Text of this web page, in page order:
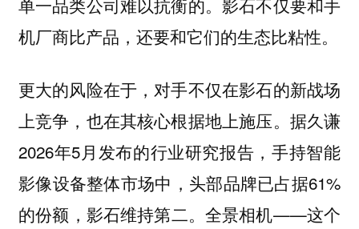
机厂商比产品，还要和它们的生态比粘性。
更大的风险在于，对手不仅在影石的新战场
上竞争，也在其核心根据地上施压。据久谦
2026年5月发布的行业研究报告，手持智能
影像设备整体市场中，头部品牌已占据61%
的份额，影石维持第二。全景相机——这个